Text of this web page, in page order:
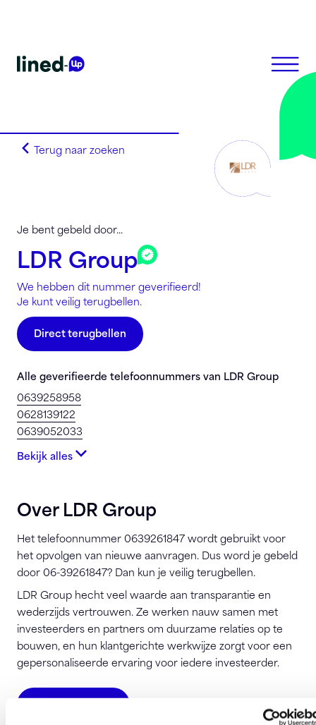
Terug naar zoeken
Je bent gebeld door...
LDR Group
We hebben dit nummer geverifieerd!
Je kunt veilig terugbellen.
Direct terugbellen
Alle geverifieerde telefoonnummers van LDR Group
0639258958
0628139122
0639052033
Bekijk alles
Over LDR Group
Het telefoonnummer 0639261847 wordt gebruikt voor
het opvolgen van nieuwe aanvragen. Dus word je gebeld
door 06-39261847? Dan kun je veilig terugbellen.
LDR Group hecht veel waarde aan transparantie en
wederzijds vertrouwen. Ze werken nauw samen met
investeerders en partners om duurzame relaties op te
bouwen, en hun klantgerichte werkwijze zorgt voor een
gepersonaliseerde ervaring voor iedere investeerder.
Bezoek website
Homepagina
Lined-Up Business
Tarieven
Stel je vragen
Registreren